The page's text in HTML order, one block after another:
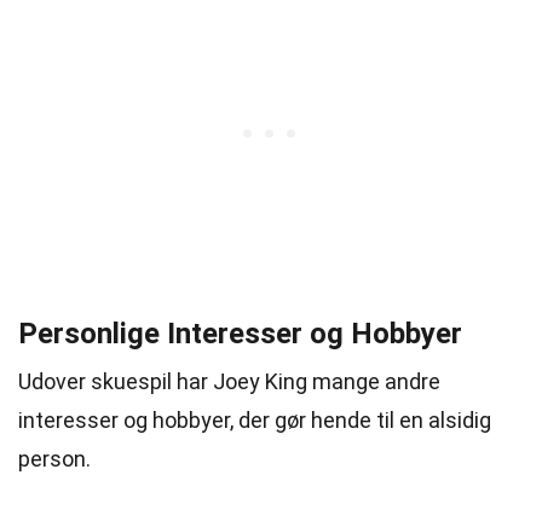
Personlige Interesser og Hobbyer
Udover skuespil har Joey King mange andre
interesser og hobbyer, der gør hende til en alsidig
person.